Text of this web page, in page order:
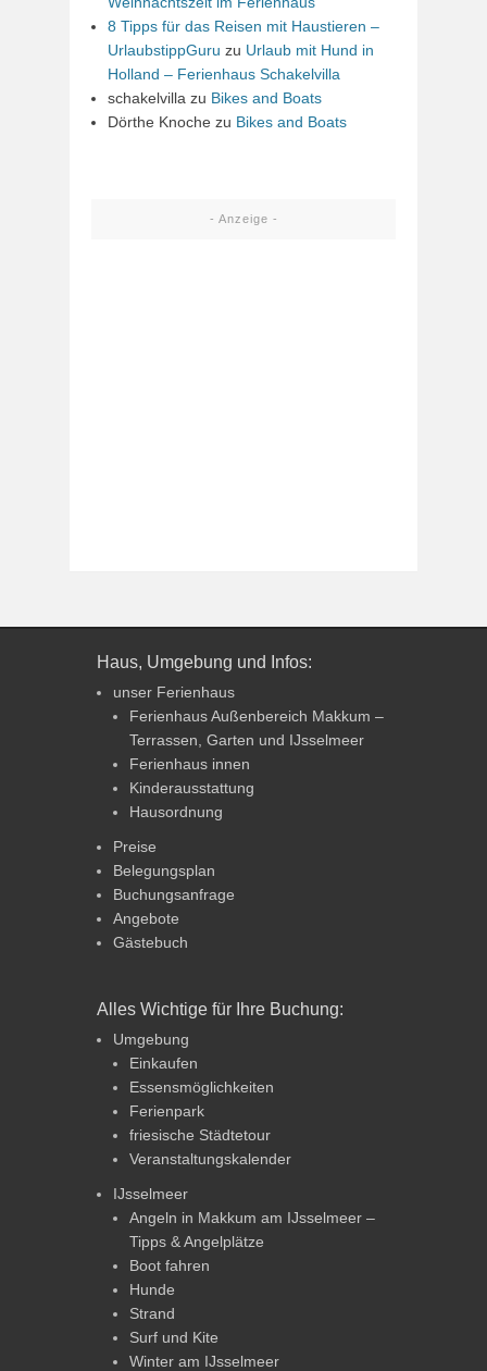
8 Tipps für das Reisen mit Haustieren –
UrlaubstippGuru zu Urlaub mit Hund in
Holland – Ferienhaus Schakelvilla
schakelvilla zu Bikes and Boats
Dörthe Knoche zu Bikes and Boats
- Anzeige -
Haus, Umgebung und Infos:
unser Ferienhaus
Ferienhaus Außenbereich Makkum –
Terrassen, Garten und IJsselmeer
Ferienhaus innen
Kinderausstattung
Hausordnung
Preise
Belegungsplan
Buchungsanfrage
Angebote
Gästebuch
Alles Wichtige für Ihre Buchung:
Umgebung
Einkaufen
Essensmöglichkeiten
Ferienpark
friesische Städtetour
Veranstaltungskalender
IJsselmeer
Angeln in Makkum am IJsselmeer –
Tipps & Angelplätze
Boot fahren
Hunde
Strand
Surf und Kite
Winter am IJsselmeer